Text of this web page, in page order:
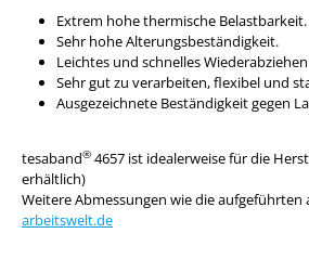
Extrem hohe thermische Belastbarkeit.
Sehr hohe Alterungsbeständigkeit.
Leichtes und schnelles
Sehr gut zu verarbeiten, flexibel und
Ausgezeichnete Beständigkeit gegen
tesaband® 4657 ist idealerweise für die
erhältlich)
Weitere Abmessungen wie die
arbeitswelt.de